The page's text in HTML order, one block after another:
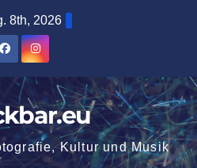
8th, 2026
Kultur und Musik